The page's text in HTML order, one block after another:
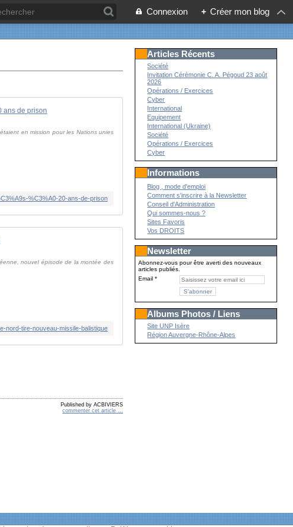
Connexion + Créer mon blog
ans de prison
en mission pour les Nations unies
%C3%A0-20-ans-de-prison
nouvel épisode de la montée des
nord-tire-nouveau-missile-balistique
Published by ACBIVIERS
commenter cet article
Articles Récents
Société
Invitation Cérémonie C. A. Pégoud 23 août
2026
Opérations / Exercices
Cyber
International
Equipement
International (Ukraine)
Société
Opérations / Exercices
Cyber
Informations
Blog , mode d'emploi
Comment s'inscrire à la Newsletter
Conseil d'Administration
Qui sommes-nous ?
Sites Favoris
Vos DROITS
Newsletter
Abonnez-vous pour être averti des nouveaux
articles publiés.
Email
Albums Photos / Liens
Site UNP Isère
Région Auvergne-Rhône-Alpes